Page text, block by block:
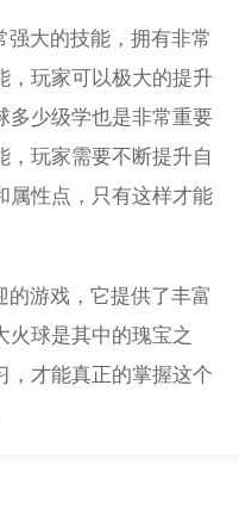
强大的技能，拥有非常
，玩家可以极大的提升
多少级学也是非常重要
，玩家需要不断提升自
属性点，只有这样才能
的游戏，它提供了丰富
火球是其中的瑰宝之
，才能真正的掌握这个